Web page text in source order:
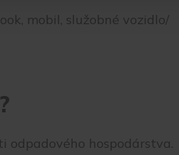
mobil, služobné vozidlo/
odpadového hospodárstva.